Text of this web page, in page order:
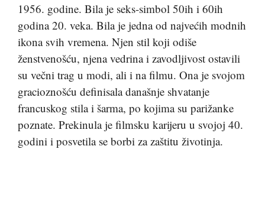
1956. godine. Bila je seks-simbol 50ih i 60ih
godina 20. veka. Bila je jedna od najvećih modnih
ikona svih vremena. Njen stil koji odiše
ženstvenošću, njena vedrina i zavodljivost ostavili
su večni trag u modi, ali i na filmu. Ona je svojom
gracioznošću definisala današnje shvatanje
francuskog stila i šarma, po kojima su parižanke
poznate. Prekinula je filmsku karijeru u svojoj 40.
godini i posvetila se borbi za zaštitu životinja.